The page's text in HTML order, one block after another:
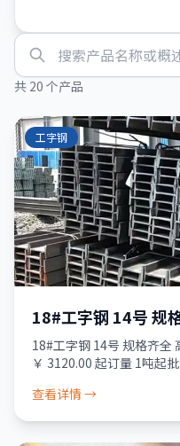
共 20 个产品
工字钢
18#工字钢 14号 规
字形钢
18#工字钢 14号 规格齐全
￥ 3120.00 起订量 1吨起
查看详情 →